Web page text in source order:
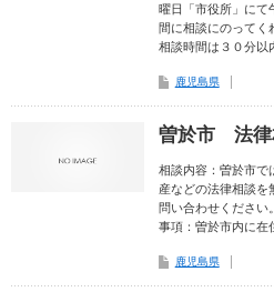
曜日「市役所」にて
間に相談にのってく
相談時間は３０分以
鹿児島県
曽於市 法律
相談内容：曽於市で
産などの法律相談を
問い合わせください
事項：曽於市内に在
鹿児島県